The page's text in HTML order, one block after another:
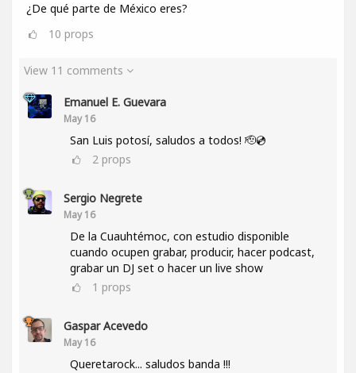
¿De qué parte de México eres?
10 props
View 11 comments
Emanuel E. Guevara
May 16
San Luis potosí, saludos a todos! 🫡💿
2 props
Sergio Negrete
May 16
De la Cuauhtémoc, con estudio disponible
cuando ocupen grabar, producir, hacer podcast,
grabar un DJ set o hacer un live show
1 props
Gaspar Acevedo
May 16
Queretarock... saludos banda !!!